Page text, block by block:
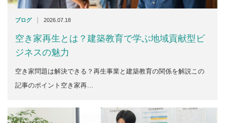
ブログ | 2026.07.18
空き家再生とは？建築教育で学ぶ地域貢献型ビ
ジネスの魅力
空き家問題は解決できる？再生事業と建築教育の関係を解説この
記事のポイント空き家再…